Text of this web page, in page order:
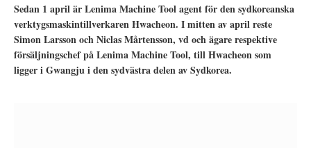
Sedan 1 april är Lenima Machine Tool agent för den sydkoreanska
verktygsmaskintillverkaren Hwacheon. I mitten av april reste
Simon Larsson och Niclas Mårtensson, vd och ägare respektive
försäljningschef på Lenima Machine Tool, till Hwacheon som
ligger i Gwangju i den sydvästra delen av Sydkorea.